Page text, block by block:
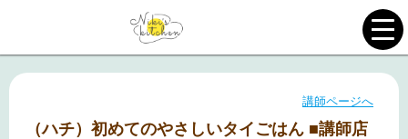
講師ページへ
（ハチ）初めてのやさしいタイごはん ■講師店